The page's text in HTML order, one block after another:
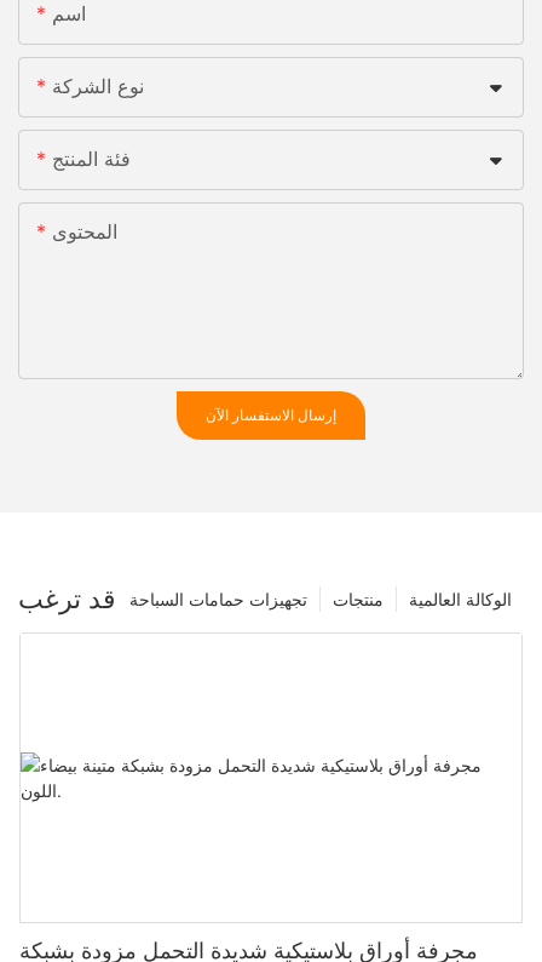
اسم
نوع الشركة
فئة المنتج
المحتوى
إرسال الاستفسار الآن
قد ترغب الوكالة العالمية منتجات تجهيزات حمامات السباحة
مجرفة أوراق بلاستيكية شديدة التحمل مزودة بشبكة